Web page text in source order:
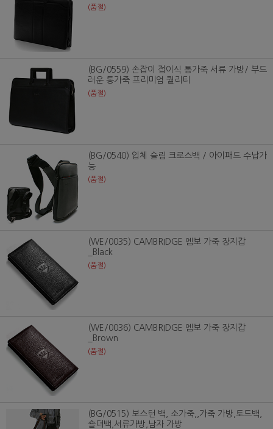
(품절)
(BG/0559) 손잡이 접이식 통가죽 서류 가방/ 부드
러운 통가죽 프리미엄 퀄리티
(품절)
(BG/0540) 입체 슬림 크로스백 / 아이패드 수납가
능
(품절)
(WE/0035) CAMBRIDGE 엠보 가죽 장지갑
_Black
(품절)
(WE/0036) CAMBRIDGE 엠보 가죽 장지갑
_Brown
(품절)
(BG/0515) 보스턴 백, 소가죽,,가죽 가방,토드백,
숄더백,서류가방,남자 가방